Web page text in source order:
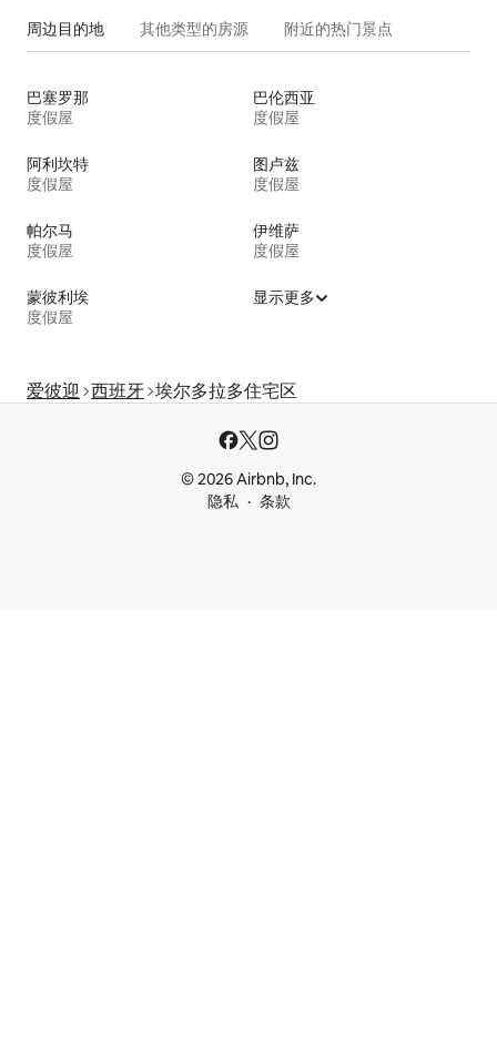
周边目的地 其他类型的房源 附近的热门景点
巴塞罗那
度假屋
巴伦西亚
度假屋
阿利坎特
度假屋
图卢兹
度假屋
帕尔马
度假屋
伊维萨
度假屋
蒙彼利埃
度假屋
显示更多
爱彼迎 西班牙 埃尔多拉多住宅区
© 2026 Airbnb, Inc.
隐私
条款